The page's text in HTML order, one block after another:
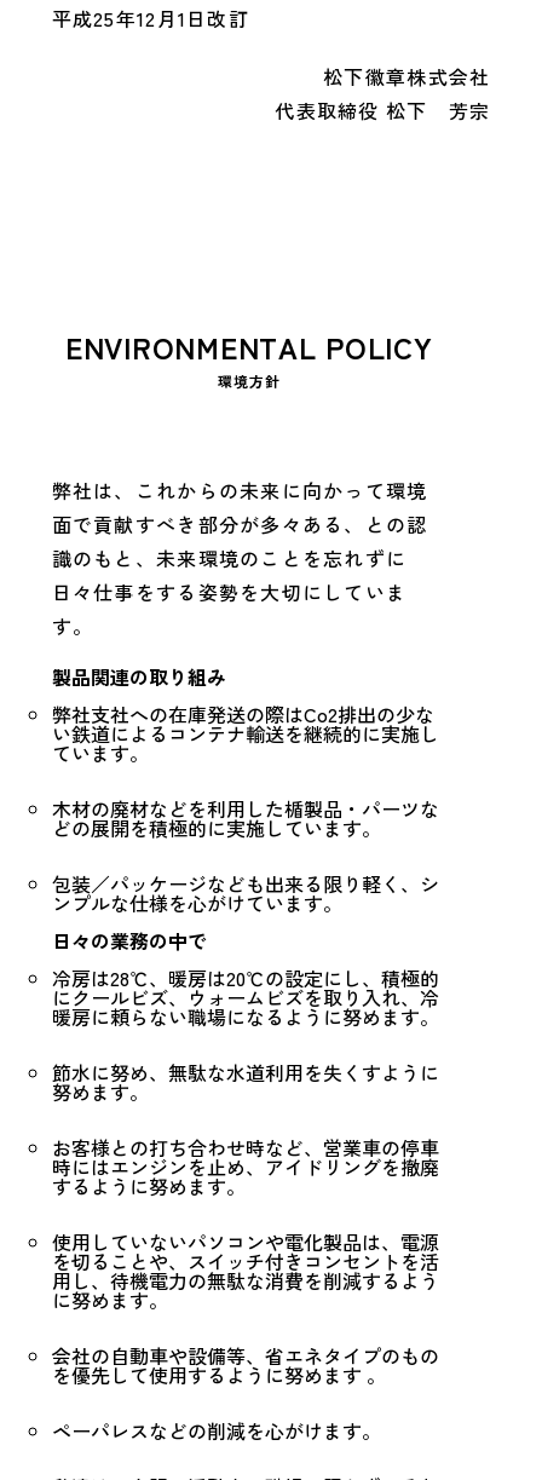
平成25年12月1日改訂
松下徽章株式会社
代表取締役 松下 芳宗
ENVIRONMENTAL POLICY
環境方針
弊社は、これからの未来に向かって環境
面で貢献すべき部分が多々ある、との認
識のもと、未来環境のことを忘れずに
日々仕事をする姿勢を大切にしていま
す。
製品関連の取り組み
弊社支社への在庫発送の際はCo2排出の少な
い鉄道によるコンテナ輸送を継続的に実施し
ています。
木材の廃材などを利用した楯製品・パーツな
どの展開を積極的に実施しています。
包装／パッケージなども出来る限り軽く、シ
ンプルな仕様を心がけています。
日々の業務の中で
冷房は28℃、暖房は20℃の設定にし、積極的
にクールビズ、ウォームビズを取り入れ、冷
暖房に頼らない職場になるように努めます。
節水に努め、無駄な水道利用を失くすように
努めます。
お客様との打ち合わせ時など、営業車の停車
時にはエンジンを止め、アイドリングを撤廃
するように努めます。
使用していないパソコンや電化製品は、電源
を切ることや、スイッチ付きコンセントを活
用し、待機電力の無駄な消費を削減するよう
に努めます。
会社の自動車や設備等、省エネタイプのもの
を優先して使用するように努めます 。
ペーパレスなどの削減を心がけます。